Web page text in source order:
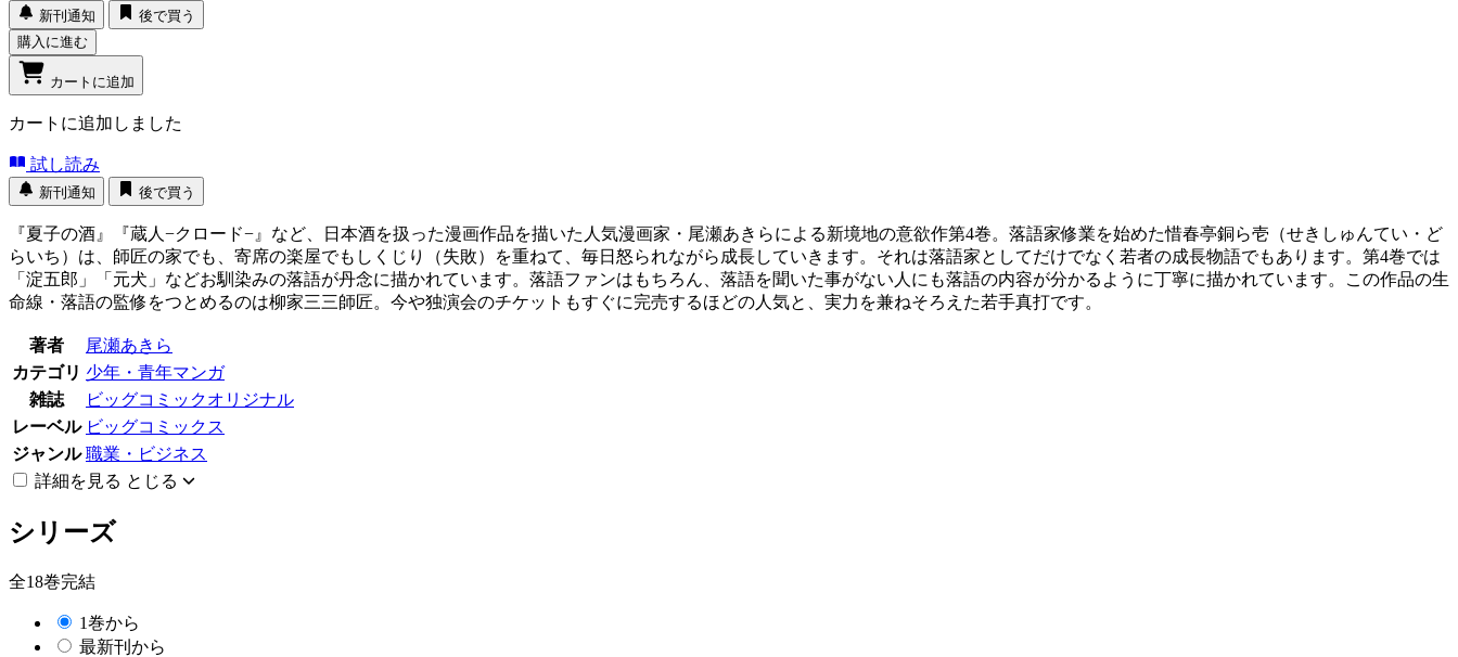
新刊通知
後で買う
購入に進む
カートに追加
カートに追加しました
試し読み
新刊通知 後で買う
『夏子の酒』『蔵人−クロード−』など、日本酒を扱った漫画作品を描いた人気漫画家・尾瀬あきらによる新境地の意欲作第4巻。落語家修業を始めた惜春亭銅ら壱（せきしゅんてい・ど
らいち）は、師匠の家でも、寄席の楽屋でもしくじり（失敗）を重ねて、毎日怒られながら成長していきます。それは落語家としてだけでなく若者の成長物語でもあります。第4巻では
「淀五郎」「元犬」などお馴染みの落語が丹念に描かれています。落語ファンはもちろん、落語を聞いた事がない人にも落語の内容が分かるように丁寧に描かれています。この作品の生
命線・落語の監修をつとめるのは柳家三三師匠。今や独演会のチケットもすぐに完売するほどの人気と、実力を兼ねそろえた若手真打です。
著者
尾瀬あきら
カテゴリ 少年・青年マンガ
雑誌
ビッグコミックオリジナル
レーベル ビッグコミックス
ジャンル 職業・ビジネス
詳細を見る とじる
シリーズ
全18巻完結
1巻から
最新刊から